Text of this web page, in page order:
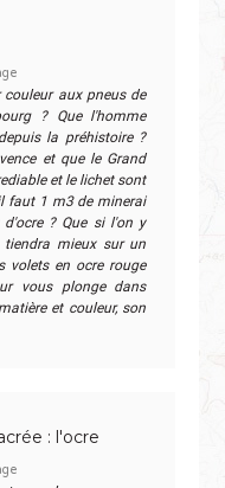
couleur aux pneus de
? Que l'homme
la préhistoire ?
et que le Grand
et le lichet sont
faut 1 m3 de minerai
? Que si l'on y
mieux sur un
volets en ocre rouge
vous plonge dans
et couleur, son
: l'ocre